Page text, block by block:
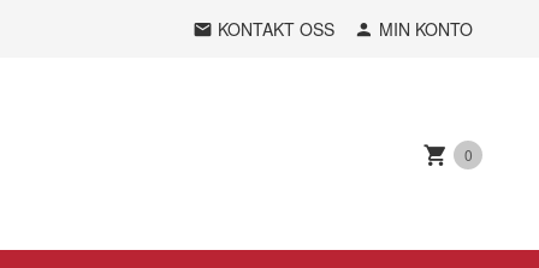
KONTAKT OSS MIN KONTO
0